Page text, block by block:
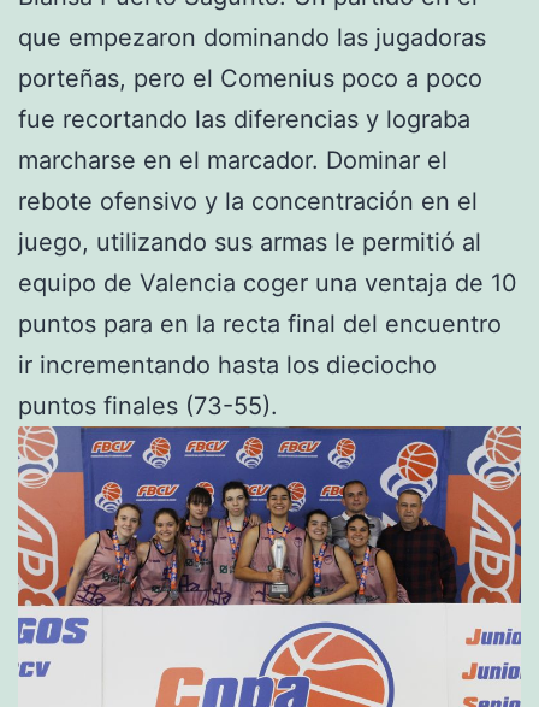
que empezaron dominando las jugadoras
porteñas, pero el Comenius poco a poco
fue recortando las diferencias y lograba
marcharse en el marcador. Dominar el
rebote ofensivo y la concentración en el
juego, utilizando sus armas le permitió al
equipo de Valencia coger una ventaja de 10
puntos para en la recta final del encuentro
ir incrementando hasta los dieciocho
puntos finales (73-55).